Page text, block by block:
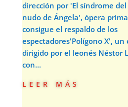
dirección por 'El síndrome
nudo de Ángela', ópera
consigue el respaldo de los
espectadores'Polígono X',
dirigido por el leonés Néstor
con...
leer más